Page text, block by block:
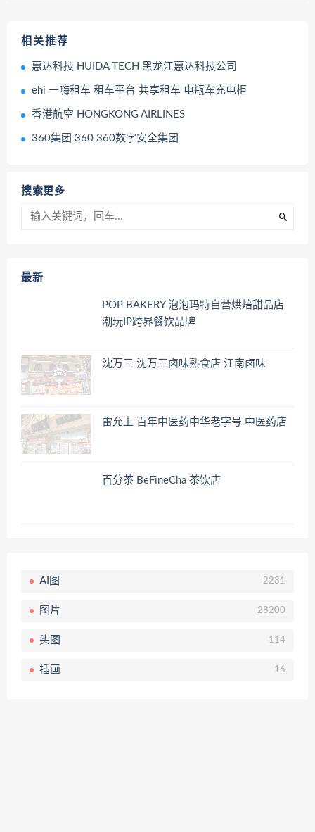
相关推荐
惠达科技 HUIDA TECH 黑龙江惠达科技公司
ehi 一嗨租车 租车平台 共享租车 电瓶车充电柜
香港航空 HONGKONG AIRLINES
360集团 360 360数字安全集团
搜索更多
最新
POP BAKERY 泡泡玛特自营烘焙甜品店
潮玩IP跨界餐饮品牌
沈万三 沈万三卤味熟食店 江南卤味
雷允上 百年中医药中华老字号 中医药店
百分茶 BeFineCha 茶饮店
AI图 2231
图片 28200
头图 114
插画 16